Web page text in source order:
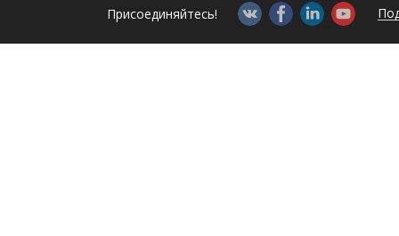
Присоединяйтесь!